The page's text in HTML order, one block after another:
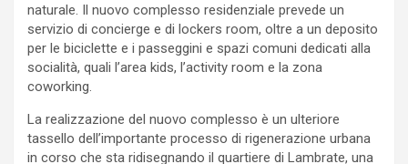
naturale. Il nuovo complesso residenziale prevede un
servizio di concierge e di lockers room, oltre a un deposito
per le biciclette e i passeggini e spazi comuni dedicati alla
socialità, quali l’area kids, l’activity room e la zona
coworking.
La realizzazione del nuovo complesso è un ulteriore
tassello dell’importante processo di rigenerazione urbana
in corso che sta ridisegnando il quartiere di Lambrate, una